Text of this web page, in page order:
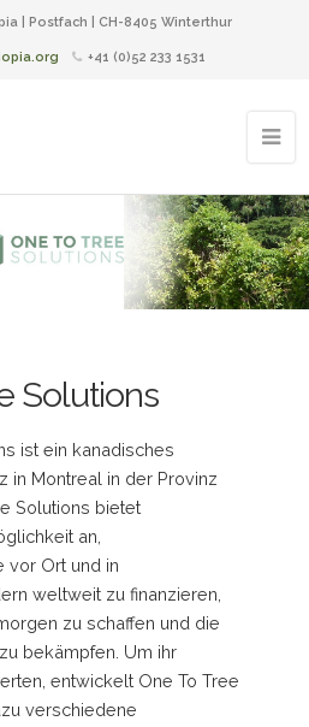
| Postfach | CH-8405 Winterthur
+41 (0)52 233 1531
Solutions
ist ein kanadisches
in Montreal in der Provinz
Solutions bietet
an,
vor Ort und in
weltweit zu finanzieren,
zu schaffen und die
bekämpfen. Um ihr
entwickelt One To Tree
verschiedene